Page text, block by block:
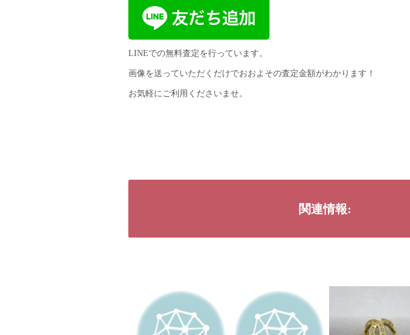
LINEでの無料査定を行っています。
画像を送っていただくだけでおおよその査定金額がわかります！
お気軽にご利用くださいませ。
関連情報: